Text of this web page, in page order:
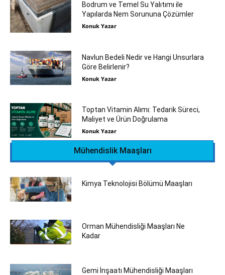
Bodrum ve Temel Su Yalıtımı ile
Yapılarda Nem Sorununa Çözümler
Konuk Yazar
Navlun Bedeli Nedir ve Hangi Unsurlara
Göre Belirlenir?
Konuk Yazar
Toptan Vitamin Alımı: Tedarik Süreci,
Maliyet ve Ürün Doğrulama
Konuk Yazar
Mühendislik Maaşları
Kimya Teknolojisi Bölümü Maaşları
Orman Mühendisliği Maaşları Ne
Kadar
Gemi İnşaatı Mühendisliği Maaşları